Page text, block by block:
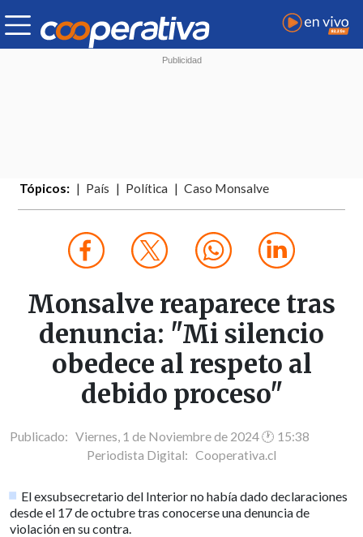
Tópicos: País Política Caso Monsalve
Monsalve reaparece tras
denuncia: "Mi silencio
obedece al respeto al
debido proceso"
Publicado: Viernes, 1 de Noviembre de 2024 🕐 15:38
Periodista Digital: Cooperativa.cl
El exsubsecretario del Interior no había dado declaraciones
desde el 17 de octubre tras conocerse una denuncia de
violación en su contra.